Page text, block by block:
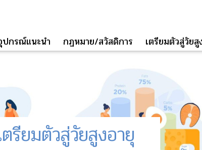
ปกรณ์แนะนำ กฏหมาย/สวัสดิการ เตรียมตัวสู่วัยสู
ตรียมตัวสู่วัยสูงอายุ